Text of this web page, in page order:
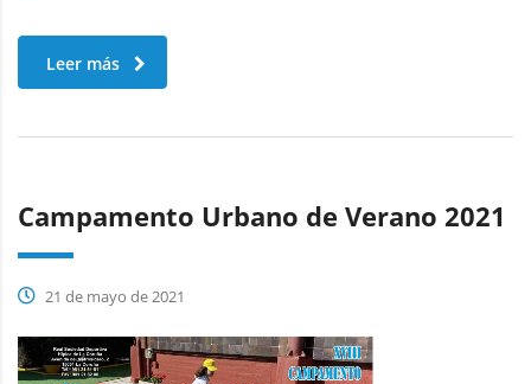
Leer más
Campamento Urbano de Verano 2021
21 de mayo de 2021